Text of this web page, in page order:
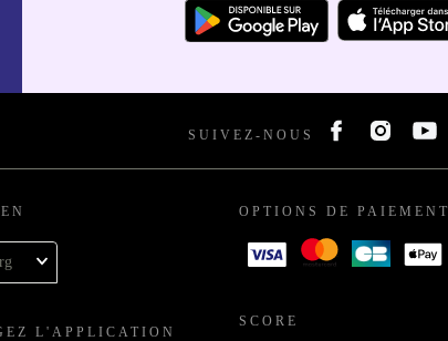
SUIVEZ-NOUS
L'APPLICATION
OPTIONS DE PAIEMENT
SCORE